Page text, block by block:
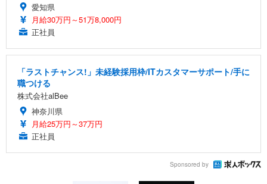
愛知県
月給30万円～51万8,000円
正社員
「ラストチャンス!」未経験採用枠/ITカスタマーサポート/手に
職つける
株式会社alBee
神奈川県
月給25万円～37万円
正社員
Sponsored by